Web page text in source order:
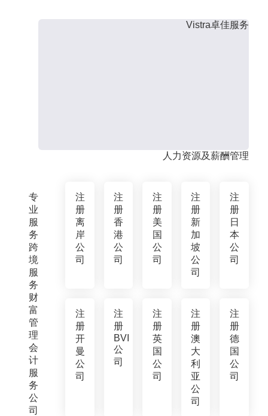
专
业
服
务
跨
境
服
务
财
富
管
理
会
计
服
务
公
司
Vistra卓佳服务
人力资源及薪酬管理
注
册
离
岸
公
司
注
册
香
港
公
司
注
册
美
国
公
司
注
册
新
加
坡
公
司
注
册
日
本
公
司
注
册
开
曼
公
司
注
册
BVI
公
司
注
册
英
国
公
司
注
册
澳
大
利
亚
公
司
注
册
德
国
公
司